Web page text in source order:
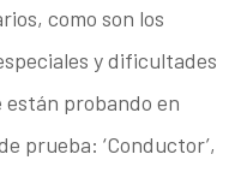
como son los
y dificultades
están probando en
prueba: ‘Conductor’,